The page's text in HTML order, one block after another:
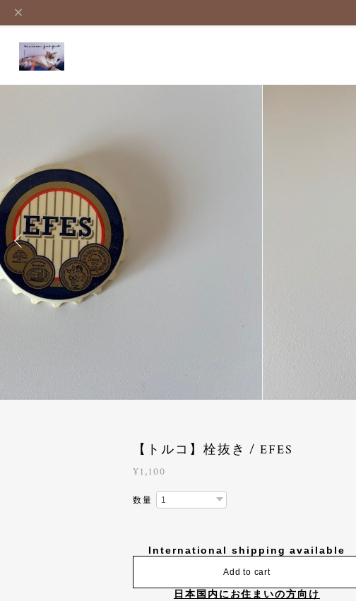
【トルコ】栓抜き / EFES
¥1,100
数量
International shipping available
Add to cart
日本国内にお住まいの方向け